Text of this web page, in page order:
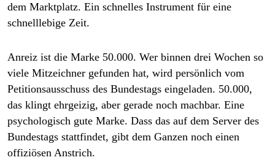
dem Marktplatz. Ein schnelles Instrument für eine
schnelllebige Zeit.
Anreiz ist die Marke 50.000. Wer binnen drei Wochen so
viele Mitzeichner gefunden hat, wird persönlich vom
Petitionsausschuss des Bundestags eingeladen. 50.000,
das klingt ehrgeizig, aber gerade noch machbar. Eine
psychologisch gute Marke. Dass das auf dem Server des
Bundestags stattfindet, gibt dem Ganzen noch einen
offiziösen Anstrich.